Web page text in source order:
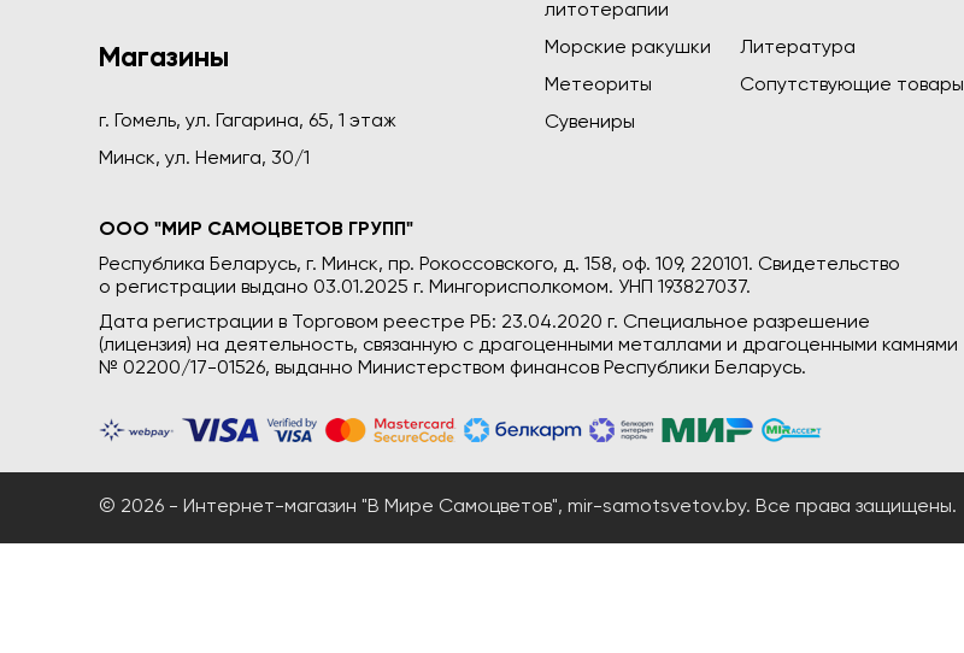
Магазины
г. Гомель, ул. Гагарина, 65, 1 этаж
Минск, ул. Немига, 30/1
литотерапии
Морские ракушки
Литература
Метеориты
Сопутствующие товары
Сувениры
ООО "МИР САМОЦВЕТОВ ГРУПП"
Республика Беларусь, г. Минск, пр. Рокоссовского, д. 158, оф. 109, 220101. Свидетельство
о регистрации выдано 03.01.2025 г. Мингорисполкомом. УНП 193827037.
Дата регистрации в Торговом реестре РБ: 23.04.2020 г. Специальное разрешение
(лицензия) на деятельность, связанную с драгоценными металлами и драгоценными камнями
№ 02200/17-01526, выданно Министерством финансов Республики Беларусь.
© 2026 - Интернет-магазин "В Мире Самоцветов", mir-samotsvetov.by. Все права защищены.